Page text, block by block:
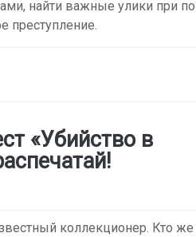
найти важные улики при
преступление.
«Убийство в
коллекционер. Кто же